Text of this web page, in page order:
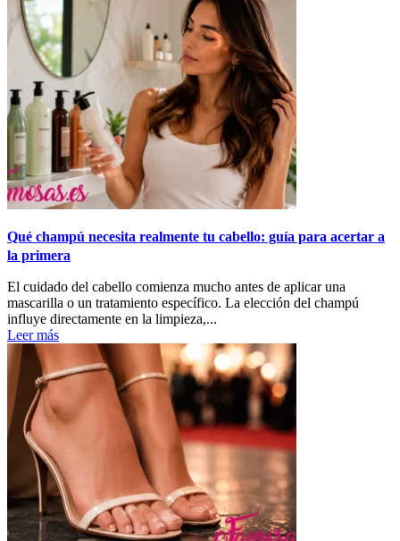
Qué champú necesita realmente tu cabello: guía para acertar a
la primera
El cuidado del cabello comienza mucho antes de aplicar una
mascarilla o un tratamiento específico. La elección del champú
influye directamente en la limpieza,...
Leer más